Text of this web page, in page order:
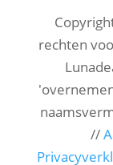
rechten
//